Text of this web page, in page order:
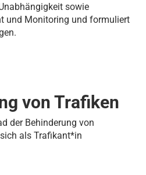
sowie
und Monitoring und formuliert
von Trafiken
der Behinderung von
als Trafikant*in